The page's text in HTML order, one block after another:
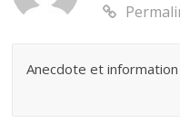
Anecdote et